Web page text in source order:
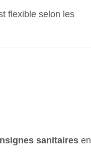
flexible selon les
sanitaires en